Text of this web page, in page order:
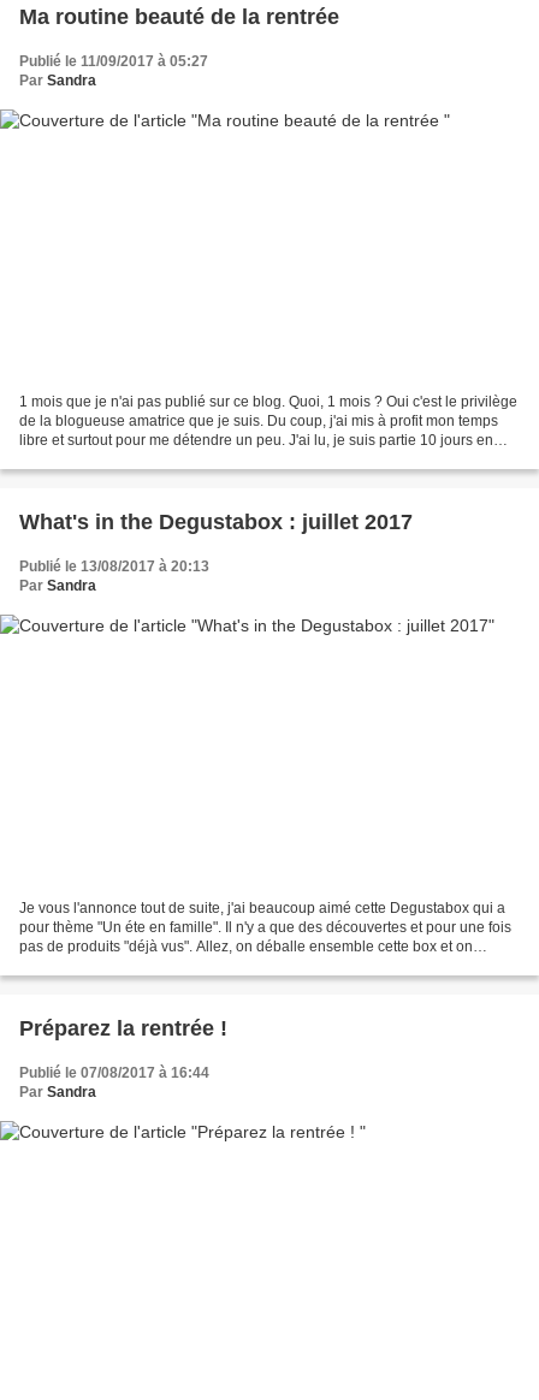
Ma routine beauté de la rentrée
Publié le 11/09/2017 à 05:27
Par Sandra
1 mois que je n'ai pas publié sur ce blog. Quoi, 1 mois ? Oui c'est le privilège
de la blogueuse amatrice que je suis. Du coup, j'ai mis à profit mon temps
libre et surtout pour me détendre un peu. J'ai lu, je suis partie 10 jours en
What's in the Degustabox : juillet 2017
Publié le 13/08/2017 à 20:13
Par Sandra
Je vous l'annonce tout de suite, j'ai beaucoup aimé cette Degustabox qui a
pour thème "Un éte en famille". Il n'y a que des découvertes et pour une fois
pas de produits "déjà vus". Allez, on déballe ensemble cette box et on
Préparez la rentrée !
Publié le 07/08/2017 à 16:44
Par Sandra